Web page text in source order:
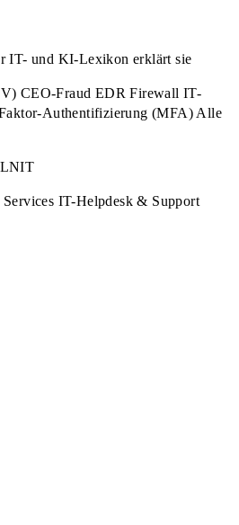
IT- und KI-Lexikon erklärt sie
CEO-Fraud EDRFirewallIT-
Authentifizierung (MFA) Alle
LNIT
IT-Helpdesk & Support